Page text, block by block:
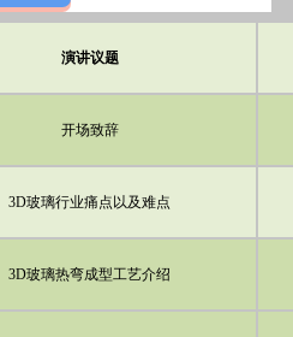
演讲议题
开场致辞
3D玻璃行业痛点以及难点
3D玻璃热弯成型工艺介绍